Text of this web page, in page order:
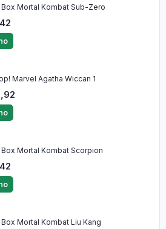
Mortal Kombat Sub-Zero
Marvel Agatha Wiccan 1
Mortal Kombat Scorpion
Mortal Kombat Liu Kang